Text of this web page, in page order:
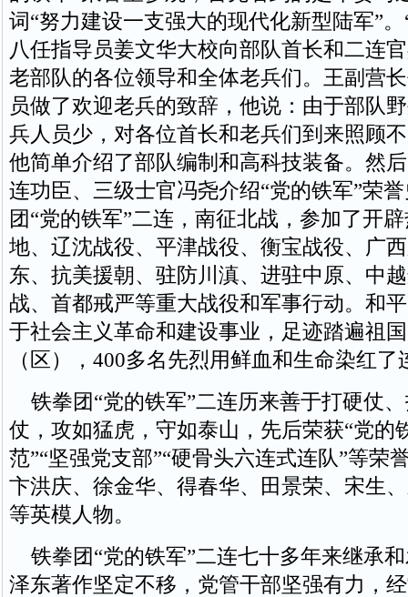
词“努力建设一支强大的现代化新型陆军”
八任指导员姜文华大校向部队首长和二连
老部队的各位领导和全体老兵们。王副营
员做了欢迎老兵的致辞，他说：由于部队
兵人员少，对各位首长和老兵们到来照顾
他简单介绍了部队编制和高科技装备。然
连功臣、三级士官冯尧介绍“党的铁军”荣
团“党的铁军”二连，南征北战，参加了开
地、辽沈战役、平津战役、衡宝战役、广
东、抗美援朝、驻防川滇、进驻中原、中
战、首都戒严等重大战役和军事行动。和
于社会主义革命和建设事业，足迹踏遍祖
（区），400多名先烈用鲜血和生命染红了
铁拳团“党的铁军”二连历来善于打硬仗
仗，攻如猛虎，守如泰山，先后荣获“党的
范”“坚强党支部”“硬骨头六连式连队”等荣
卞洪庆、徐金华、得春华、田景荣、宋生
等英模人物。
铁拳团“党的铁军”二连七十多年来继承
泽东著作坚定不移，党管干部坚强有力，